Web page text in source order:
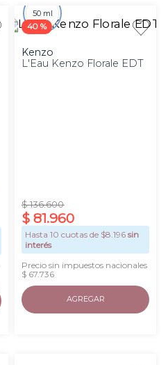
40 %
50 ml
Kenzo
L'Eau Kenzo Florale EDT
$ 136.600
$ 81.960
Hasta10 cuotas de $8.196 sin
interés
Precio sin impuestos nacionales
$ 67.736
AGREGAR